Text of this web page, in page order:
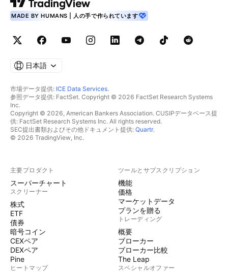
MADE BY HUMANS | 人の手で作られています
日本語
市場データ提供: ICE Data Services.
参照データ提供: FactSet. Copyright © 2026 FactSet Research Systems
Inc.
Copyright © 2026, American Bankers Association. CUSIPデータベース提
供: FactSet Research Systems Inc. All rights reserved.
SEC提出書類およびその他ドキュメント提供: Quartr.
© 2026 TradingView, Inc.
主要プロダクト
スーパーチャート
スクリーナー
株式
ETF
債券
暗号コイン
CEXペア
DEXペア
Pine
ヒートマップ
ツールとサブスクリプション
機能
価格
マーケットデータ
プランを贈る
トレーディング
概要
ブローカー
ブローカー比較
The Leap
スペシャルオファー